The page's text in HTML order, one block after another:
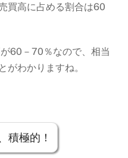
買高に占める割合は60
60－70％なので、相当
がわかりますね。
積極的！